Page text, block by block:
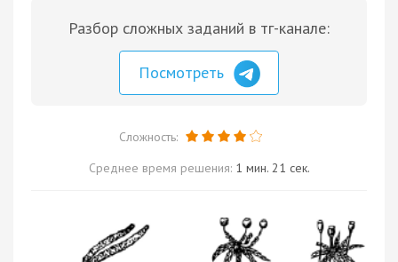
Разбор сложных заданий в тг-канале:
Посмотреть
Сложность:
Среднее время решения: 1 мин. 21 сек.